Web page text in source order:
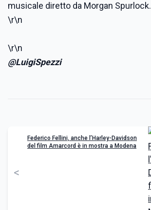
musicale diretto da Morgan Spurlock.
\r\n
\r\n
@LuigiSpezzi
<
Federico Fellini, anche l’Harley-Davidson
del film Amarcord è in mostra a Modena